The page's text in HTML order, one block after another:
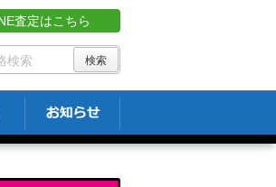
査定はこちら